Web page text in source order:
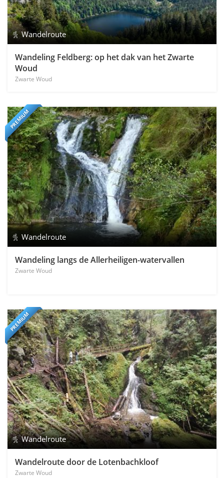
Wandelroute
Wandeling Feldberg: op het dak van het Zwarte
Woud
Zwarte Woud
PREMIUM
Wandelroute
Wandeling langs de Allerheiligen-watervallen
Zwarte Woud
PREMIUM
Wandelroute
Wandelroute door de Lotenbachkloof
Zwarte Woud